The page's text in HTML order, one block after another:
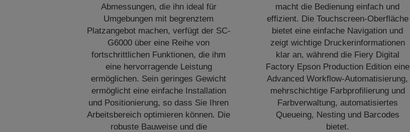
Abmessungen, die ihn ideal für
Umgebungen mit begrenztem
Platzangebot machen, verfügt der SC-
G6000 über eine Reihe von
fortschrittlichen Funktionen, die ihm
eine hervorragende Leistung
ermöglichen. Sein geringes Gewicht
ermöglicht eine einfache Installation
und Positionierung, so dass Sie Ihren
Arbeitsbereich optimieren können. Die
robuste Bauweise und die
macht die Bedienung einfach und
effizient. Die Touchscreen-Oberfläche
bietet eine einfache Navigation und
zeigt wichtige Druckerinformationen
klar an, während die Fiery Digital
Factory Epson Production Edition eine
Advanced Workflow-Automatisierung,
mehrschichtige Farbprofilierung und
Farbverwaltung, automatisiertes
Queueing, Nesting und Barcodes
bietet.